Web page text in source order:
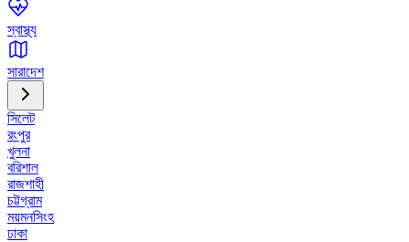
স্বাস্থ্য
সারাদেশ
সিলেট
রংপুর
খুলনা
বরিশাল
রাজশাহী
চট্টগ্রাম
ময়মনসিংহ
ঢাকা